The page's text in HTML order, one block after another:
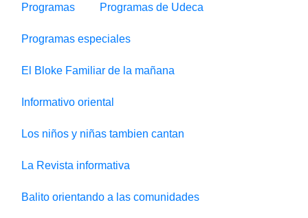
Programas Programas de Udeca
Programas especiales
El Bloke Familiar de la mañana
Informativo oriental
Los niños y niñas tambien cantan
La Revista informativa
Balito orientando a las comunidades